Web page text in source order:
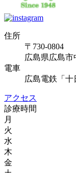
住所
〒730-0804
広島県広島市
電車
広島電鉄「十
アクセス
診療時間
月
火
水
木
金